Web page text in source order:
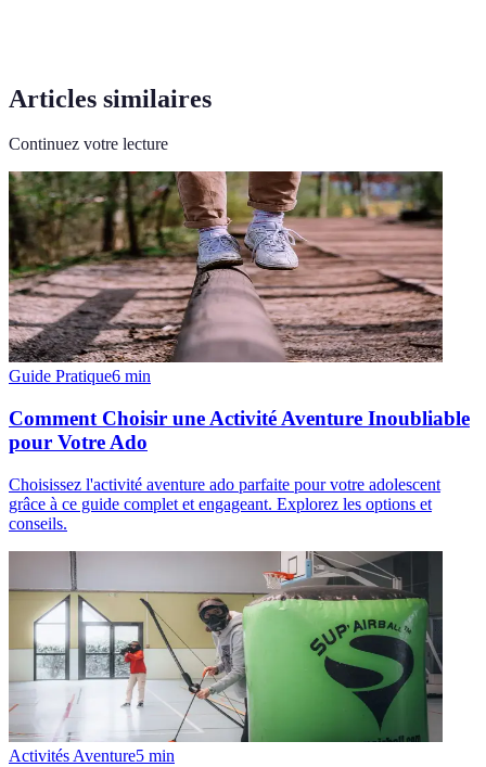
Articles similaires
Continuez votre lecture
Guide Pratique6 min
Comment Choisir une Activité Aventure Inoubliable
pour Votre Ado
Choisissez l'activité aventure ado parfaite pour votre adolescent
grâce à ce guide complet et engageant. Explorez les options et
conseils.
Activités Aventure5 min